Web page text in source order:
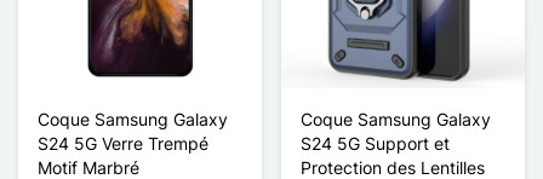
Coque Samsung Galaxy
S24 5G Verre Trempé
Motif Marbré
Coque Samsung Galaxy
S24 5G Support et
Protection des Lentilles